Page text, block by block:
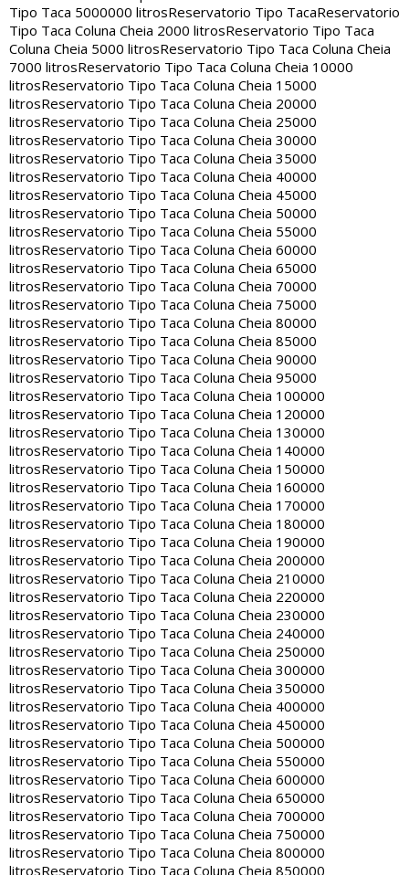
Tipo Taca 5000000 litrosReservatorio Tipo TacaReservatorio
Tipo Taca Coluna Cheia 2000 litrosReservatorio Tipo Taca
Coluna Cheia 5000 litrosReservatorio Tipo Taca Coluna Cheia
7000 litrosReservatorio Tipo Taca Coluna Cheia 10000
litrosReservatorio Tipo Taca Coluna Cheia 15000
litrosReservatorio Tipo Taca Coluna Cheia 20000
litrosReservatorio Tipo Taca Coluna Cheia 25000
litrosReservatorio Tipo Taca Coluna Cheia 30000
litrosReservatorio Tipo Taca Coluna Cheia 35000
litrosReservatorio Tipo Taca Coluna Cheia 40000
litrosReservatorio Tipo Taca Coluna Cheia 45000
litrosReservatorio Tipo Taca Coluna Cheia 50000
litrosReservatorio Tipo Taca Coluna Cheia 55000
litrosReservatorio Tipo Taca Coluna Cheia 60000
litrosReservatorio Tipo Taca Coluna Cheia 65000
litrosReservatorio Tipo Taca Coluna Cheia 70000
litrosReservatorio Tipo Taca Coluna Cheia 75000
litrosReservatorio Tipo Taca Coluna Cheia 80000
litrosReservatorio Tipo Taca Coluna Cheia 85000
litrosReservatorio Tipo Taca Coluna Cheia 90000
litrosReservatorio Tipo Taca Coluna Cheia 95000
litrosReservatorio Tipo Taca Coluna Cheia 100000
litrosReservatorio Tipo Taca Coluna Cheia 120000
litrosReservatorio Tipo Taca Coluna Cheia 130000
litrosReservatorio Tipo Taca Coluna Cheia 140000
litrosReservatorio Tipo Taca Coluna Cheia 150000
litrosReservatorio Tipo Taca Coluna Cheia 160000
litrosReservatorio Tipo Taca Coluna Cheia 170000
litrosReservatorio Tipo Taca Coluna Cheia 180000
litrosReservatorio Tipo Taca Coluna Cheia 190000
litrosReservatorio Tipo Taca Coluna Cheia 200000
litrosReservatorio Tipo Taca Coluna Cheia 210000
litrosReservatorio Tipo Taca Coluna Cheia 220000
litrosReservatorio Tipo Taca Coluna Cheia 230000
litrosReservatorio Tipo Taca Coluna Cheia 240000
litrosReservatorio Tipo Taca Coluna Cheia 250000
litrosReservatorio Tipo Taca Coluna Cheia 300000
litrosReservatorio Tipo Taca Coluna Cheia 350000
litrosReservatorio Tipo Taca Coluna Cheia 400000
litrosReservatorio Tipo Taca Coluna Cheia 450000
litrosReservatorio Tipo Taca Coluna Cheia 500000
litrosReservatorio Tipo Taca Coluna Cheia 550000
litrosReservatorio Tipo Taca Coluna Cheia 600000
litrosReservatorio Tipo Taca Coluna Cheia 650000
litrosReservatorio Tipo Taca Coluna Cheia 700000
litrosReservatorio Tipo Taca Coluna Cheia 750000
litrosReservatorio Tipo Taca Coluna Cheia 800000
litrosReservatorio Tipo Taca Coluna Cheia 850000